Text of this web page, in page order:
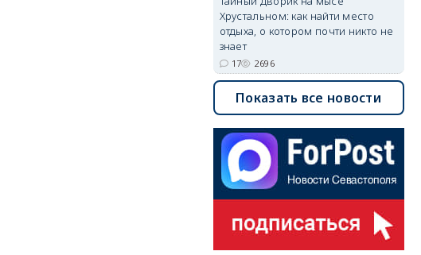
Хрустальном: как найти место
отдыха, о котором почти никто не
знает
17 2696
Показать все новости